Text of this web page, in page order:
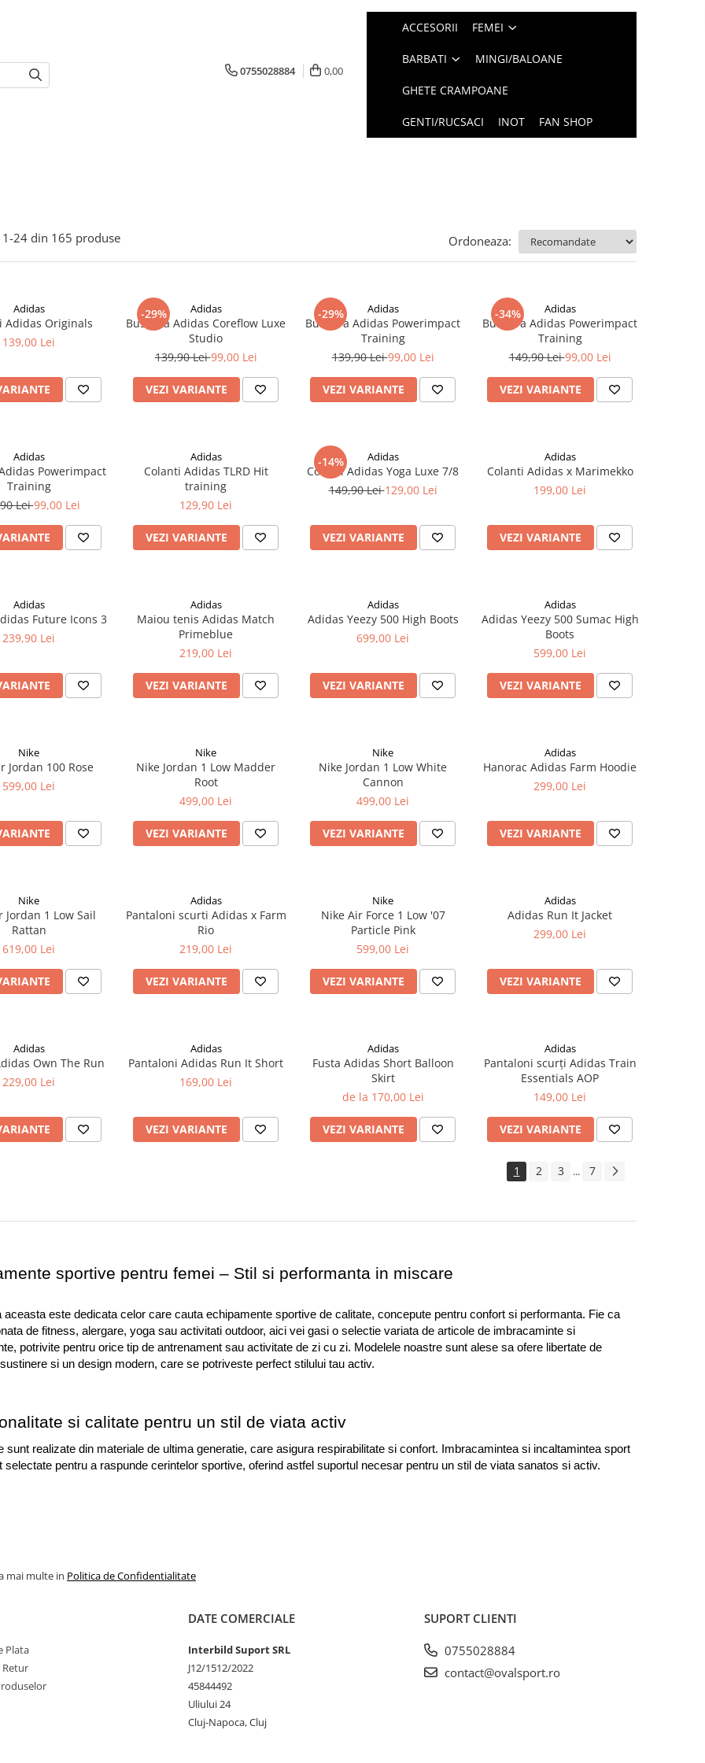
0755028884 0,00
ACCESORII FEMEI
BARBATI MINGI/BALOANE
GHETE CRAMPOANE
GENTI/RUCSACI INOT FAN SHOP
1-24 din 165 produse Ordoneaza:
Adidas
Adidas Originals
139,00 Lei
-29% Adidas
Bustiera Adidas Coreflow Luxe
Studio
139,90 Lei99,00 Lei
VEZI VARIANTE
-29% Adidas
Bustiera Adidas Powerimpact
Training
139,90 Lei99,00 Lei
VEZI VARIANTE
-34% Adidas
Bustiera Adidas Powerimpact
Training
149,90 Lei99,00 Lei
VEZI VARIANTE
Adidas
Powerimpact
Training
Lei99,00 Lei
Adidas
Colanti Adidas TLRD Hit
training
129,90 Lei
VEZI VARIANTE
-14% Adidas
Colanti Adidas Yoga Luxe 7/8
149,90 Lei129,00 Lei
VEZI VARIANTE
Adidas
Colanti Adidas x Marimekko
199,00 Lei
VEZI VARIANTE
Adidas
Future Icons 3
239,90 Lei
Adidas
Maiou tenis Adidas Match
Primeblue
219,00 Lei
VEZI VARIANTE
Adidas
Adidas Yeezy 500 High Boots
699,00 Lei
VEZI VARIANTE
Adidas
Adidas Yeezy 500 Sumac High
Boots
599,00 Lei
VEZI VARIANTE
Nike
Jordan 100 Rose
599,00 Lei
Nike
Nike Jordan 1 Low Madder
Root
499,00 Lei
VEZI VARIANTE
Nike
Nike Jordan 1 Low White
Cannon
499,00 Lei
VEZI VARIANTE
Adidas
Hanorac Adidas Farm Hoodie
299,00 Lei
VEZI VARIANTE
Nike
Jordan 1 Low Sail
Rattan
619,00 Lei
Adidas
Pantaloni scurti Adidas x Farm
Rio
219,00 Lei
VEZI VARIANTE
Nike
Nike Air Force 1 Low '07
Particle Pink
599,00 Lei
VEZI VARIANTE
Adidas
Adidas Run It Jacket
299,00 Lei
VEZI VARIANTE
Adidas
Own The Run
229,00 Lei
Adidas
Pantaloni Adidas Run It Short
169,00 Lei
VEZI VARIANTE
Adidas
Fusta Adidas Short Balloon
Skirt
de la 170,00 Lei
VEZI VARIANTE
Adidas
Pantaloni scurți Adidas Train
Essentials AOP
149,00 Lei
VEZI VARIANTE
1 2 3 ... 7
sportive pentru femei – Stil si performanta in miscare
aceasta este dedicata celor care cauta echipamente sportive de calitate, concepute pentru confort si performanta. Fie ca
de fitness, alergare, yoga sau activitati outdoor, aici vei gasi o selectie variata de articole de imbracaminte si
potrivite pentru orice tip de antrenament sau activitate de zi cu zi. Modelele noastre sunt alese sa ofere libertate de
si un design modern, care se potriveste perfect stilului tau activ.
si calitate pentru un stil de viata activ
sunt realizate din materiale de ultima generatie, care asigura respirabilitate si confort. Imbracamintea si incaltamintea sport
selectate pentru a raspunde cerintelor sportive, oferind astfel suportul necesar pentru un stil de viata sanatos si activ.
mai multe in Politica de Confidentialitate
Plata
Retur
DATE COMERCIALE
Interbild Suport SRL
J12/1512/2022
45844492
Uliului 24
Cluj-Napoca, Cluj
SUPORT CLIENTI
0755028884
contact@ovalsport.ro